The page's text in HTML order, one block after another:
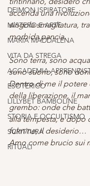
DEIMON ISPIRATORE
MISTERO E ARTE
MARIA MADDALENA
VITA DA STREGA
ACCADEMIA
ESOTERICO
LILLYBET BAMBOLINE
STORIA E OCCULTISMO
SCRITTURA
RITUALI
accenda una
singola smagliatura,
morbida pancia.
Sono terra, sono
sono suono, sono
Dentro di me il potere
della liberazione, il
grembo: onde che
alla tempesta, e
fulmine, il desiderio…
Amo come brucio sui